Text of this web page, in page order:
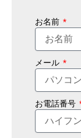
お名前
メール
お電話番号